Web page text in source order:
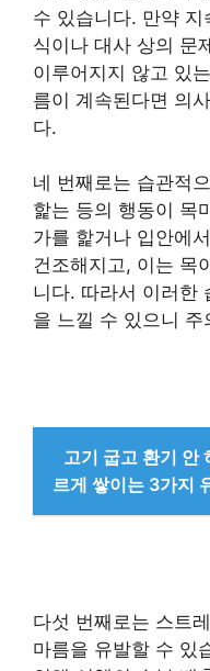
수 있습니다. 만약
식이나 대사 상의 문
이루어지지 않고 있
름이 계속된다면 의
다.
네 번째로는 습관적
핥는 등의 행동이 목
가를 핥거나 입안에
건조해지고, 이는 목
니다. 따라서 이러한
을 느낄 수 있으니 주
고기 굽고 환기 안
르게 쌓이는 3가지
다섯 번째로는 스트
마름을 유발할 수 있